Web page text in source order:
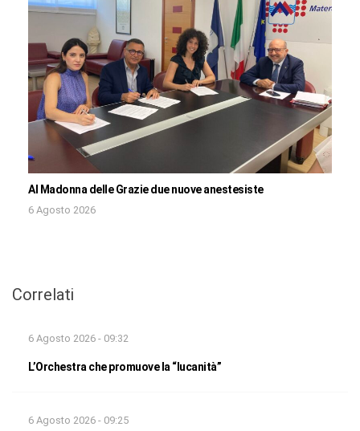
Al Madonna delle Grazie due nuove anestesiste
6 Agosto 2026
Correlati
6 Agosto 2026 - 09:32
L’Orchestra che promuove la “lucanità”
6 Agosto 2026 - 09:25